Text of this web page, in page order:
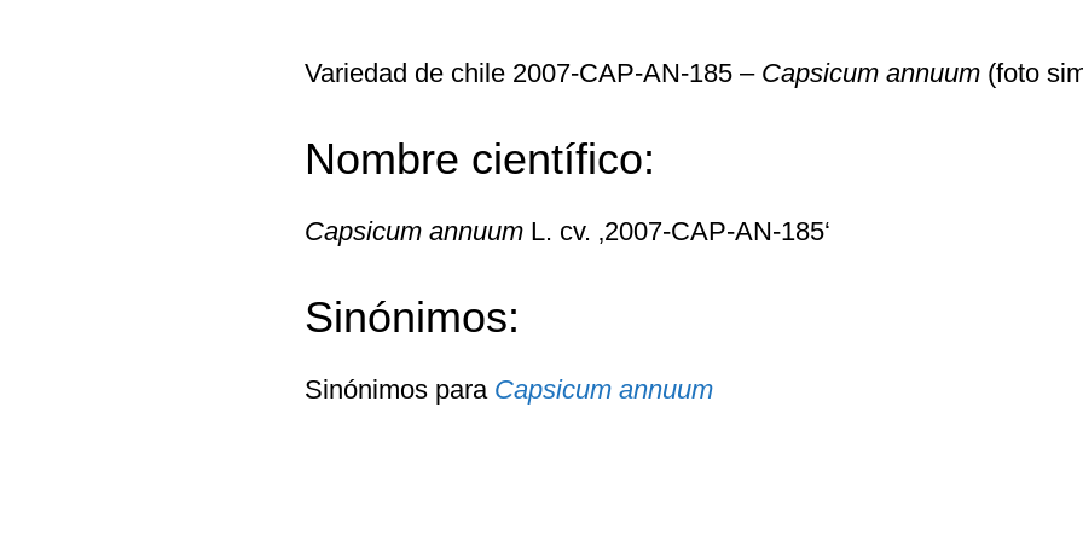
Variedad de chile 2007-CAP-AN-185 – Capsicum annuum (foto
Nombre científico:
Capsicum annuum L. cv. ‚2007-CAP-AN-185‘
Sinónimos:
Sinónimos para Capsicum annuum